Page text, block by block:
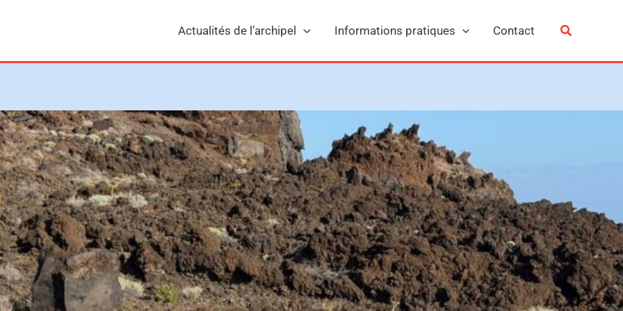
Actualités de l’archipel Informations pratiques Contact